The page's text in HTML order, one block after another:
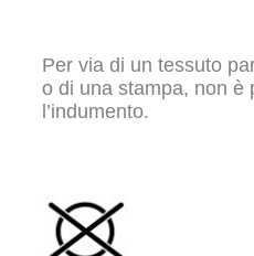
Per via di un tessuto
o di una stampa, non è
l’indumento.